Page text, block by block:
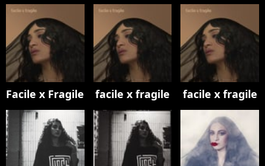
Facile x Fragile facile x fragile facile x fragile